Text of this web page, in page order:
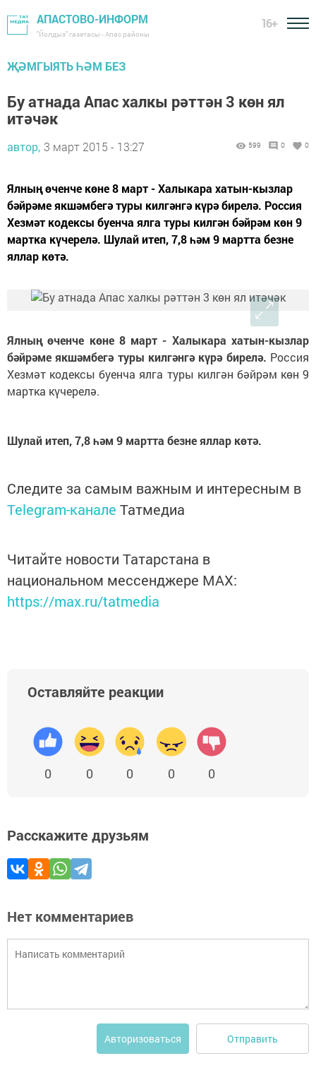
АПАСТОВО-ИНФОРМ
"Йолдыз" газетасы - Апас районы
16+
ҖӘМГЫЯТЬ ҺӘМ БЕЗ
Бу атнада Апас халкы рәттән 3 көн ял
итәчәк
автор, 3 март 2015 - 13:27 599 0 0
Ялның өченче көне 8 март - Халыкара хатын-кызлар
бәйрәме якшәмбегә туры килгәнгә күрә бирелә. Россия
Хезмәт кодексы буенча ялга туры килгән бәйрәм көн 9
мартка күчерелә. Шулай итеп, 7,8 һәм 9 мартта безне
яллар көтә.
Ялның өченче көне 8 март - Халыкара хатын-кызлар
бәйрәме якшәмбегә туры килгәнгә күрә бирелә. Россия
Хезмәт кодексы буенча ялга туры килгән бәйрәм көн 9
мартка күчерелә.
Шулай итеп, 7,8 һәм 9 мартта безне яллар көтә.
Следите за самым важным и интересным в
Telegram-канале Татмедиа
Читайте новости Татарстана в
национальном мессенджере MАХ:
https://max.ru/tatmedia
Оставляйте реакции
0 0 0 0 0
Расскажите друзьям
Нет комментариев
Авторизоваться Отправить